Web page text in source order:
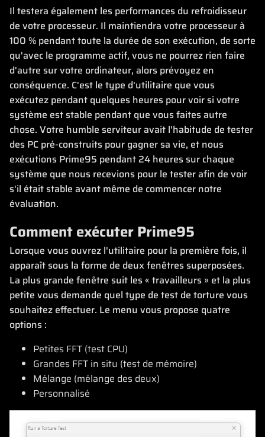
Il testera également les performances du refroidisseur
de votre processeur. Il maintiendra votre processeur à
100 % pendant toute la durée de son exécution, de sorte
qu'avec le programme actif, vous ne pourrez rien faire
d'autre sur votre ordinateur, alors prévoyez en
conséquence. C'est le type d'utilitaire que vous
exécutez pendant quelques heures pour voir si votre
système est stable pendant que vous faites autre
chose. Votre humble serviteur avait l'habitude de tester
des PC pré-construits pour gagner sa vie, et nous
exécutions Prime95 pendant 24 heures sur chaque
système que nous recevions pour le tester afin de voir
s'il était stable avant même de commencer notre
évaluation.
Comment exécuter Prime95
Lorsque vous ouvrez l'utilitaire pour la première fois, il
apparaît sous la forme de deux fenêtres superposées.
La plus grande fenêtre suit les « travailleurs » et la plus
petite vous demande quel type de test de torture vous
souhaitez effectuer. Le menu vous propose quatre
options :
Petites FFT (test CPU)
Grandes FFT in situ (test de mémoire)
Mélange (mélange des deux)
Personnalisé